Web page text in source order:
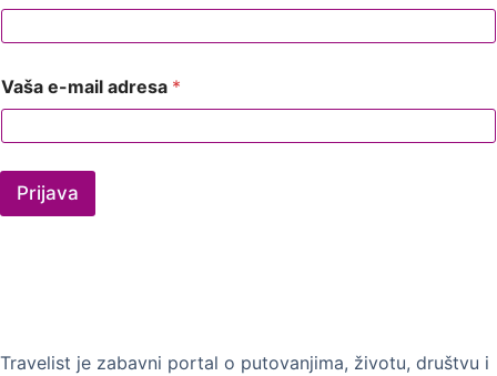
Vaša e-mail adresa *
Prijava
Travelist je zabavni portal o putovanjima, životu, društvu i